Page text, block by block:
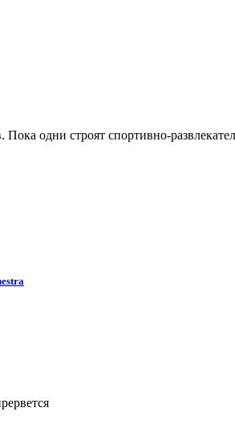
одни строят спортивно-